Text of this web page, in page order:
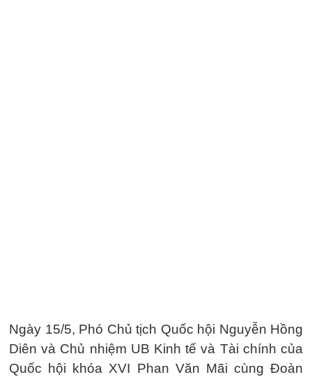
Ngày 15/5, Phó Chủ tịch Quốc hội Nguyễn Hồng
Diên và Chủ nhiệm UB Kinh tế và Tài chính của
Quốc hội khóa XVI Phan Văn Mãi cùng Đoàn